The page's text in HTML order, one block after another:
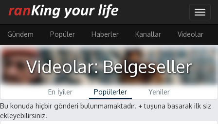
içeriğe
atla
Gündem
Popüler Haberler Kanallar Videolar
Videolar: Belgeseller
En İyiler Popülerler
Yeniler
Bu konuda hiçbir gönderi bulunmamaktadır. + tuşuna basarak ilk siz
ekleyebilirsiniz.